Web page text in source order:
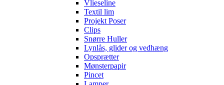
Vlieseline
Textil lim
Projekt Poser
Clips
Snørre Huller
Lynlås, glider og vedhæng
Opsprætter
Mønsterpapir
Pincet